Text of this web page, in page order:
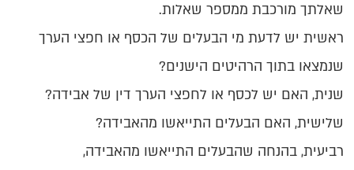
שאלתך מורכבת ממספר שאלות.
ראשית יש לדעת מי הבעלים של הכסף או חפצי הערך
שנמצאו בתוך הרהיטים הישנים?
שנית, האם יש לכסף או לחפצי הערך דין של אבידה?
שלישית, האם הבעלים התייאשו מהאבידה?
רביעית, בהנחה שהבעלים התייאשו מהאבידה,